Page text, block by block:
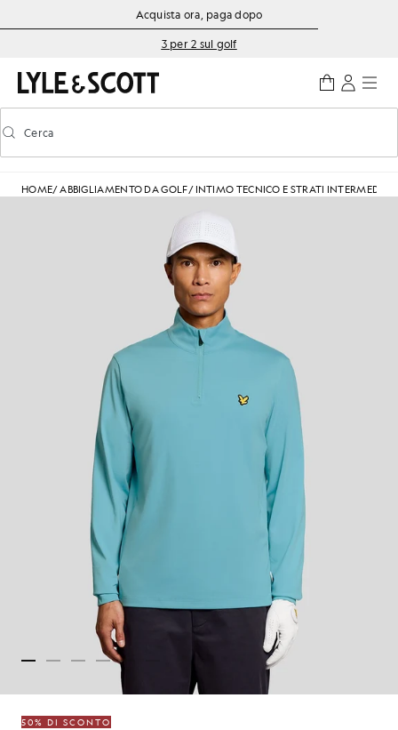
Vai al contenuto principale
Informazioni sull'accessibilitàAcquista ora, paga dopo
3 per 2 sul golf
Attiva/disattiva la ricerca predittiva
Cerca
HOME/ABBIGLIAMENTO DA GOLF/ INTIMO TECNICO E STRATI INTERMEDI
50% DI SCONTO